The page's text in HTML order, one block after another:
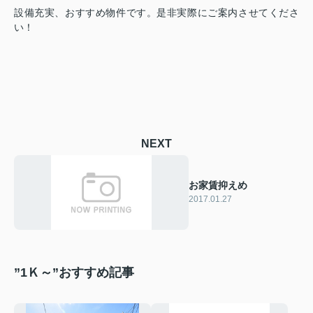
設備充実、おすすめ物件です。是非実際にご案内させてくださ
い！
NEXT
お家賃抑えめ
2017.01.27
”1Ｋ～”おすすめ記事